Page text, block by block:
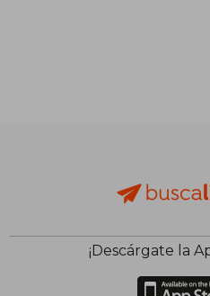
¡Descárgate la